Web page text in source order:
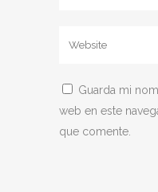
Guarda mi
web en este
que comente.